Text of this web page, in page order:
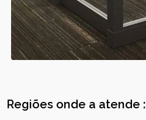
Regiões onde a atende :